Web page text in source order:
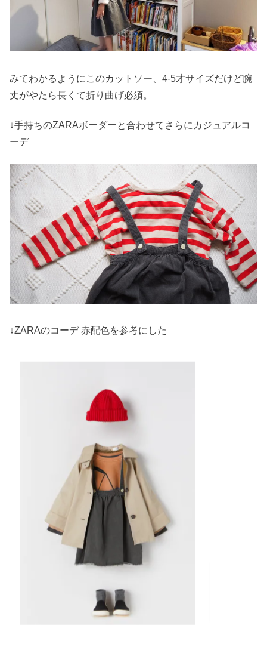
みてわかるようにこのカットソー、4-5才サイズだけど腕
丈がやたら長くて折り曲げ必須。
↓手持ちのZARAボーダーと合わせてさらにカジュアルコ
ーデ
↓ZARAのコーデ 赤配色を参考にした